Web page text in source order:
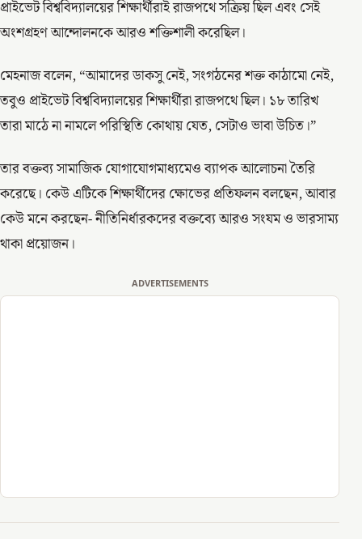
প্রাইভেট বিশ্ববিদ্যালয়ের শিক্ষার্থীরাই রাজপথে সক্রিয় ছিল এবং সেই
অংশগ্রহণ আন্দোলনকে আরও শক্তিশালী করেছিল।
মেহনাজ বলেন, “আমাদের ডাকসু নেই, সংগঠনের শক্ত কাঠামো নেই,
তবুও প্রাইভেট বিশ্ববিদ্যালয়ের শিক্ষার্থীরা রাজপথে ছিল। ১৮ তারিখ
তারা মাঠে না নামলে পরিস্থিতি কোথায় যেত, সেটাও ভাবা উচিত।”
তার বক্তব্য সামাজিক যোগাযোগমাধ্যমেও ব্যাপক আলোচনা তৈরি
করেছে। কেউ এটিকে শিক্ষার্থীদের ক্ষোভের প্রতিফলন বলছেন, আবার
কেউ মনে করছেন- নীতিনির্ধারকদের বক্তব্যে আরও সংযম ও ভারসাম্য
থাকা প্রয়োজন।
ADVERTISEMENTS